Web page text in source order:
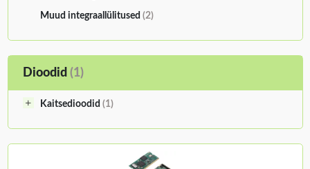
Muud integraallülitused (2)
Dioodid (1)
Kaitsedioodid (1)